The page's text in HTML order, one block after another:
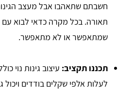
חשבתם שתאהבו אבל מעצב
תאורה. בכל מקרה כדאי לבוא
שמתאפשר או לא מתאפשר.
תכננו תקציב: עיצוב גינות נוי
לעלות אלפי שקלים בודדים